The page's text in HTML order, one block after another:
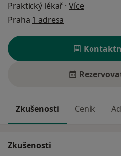
Praktický lékař · Více
Praha 1 adresa
Zkušenosti Ceník
Zkušenosti